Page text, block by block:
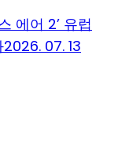
에어 2’ 유럽
2026. 07. 13